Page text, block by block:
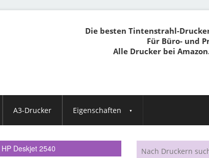
Die besten Tintenstrahl-
Für Büro- und
Alle Drucker bei
A3-Drucker Eigenschaften
HP Deskjet 2540